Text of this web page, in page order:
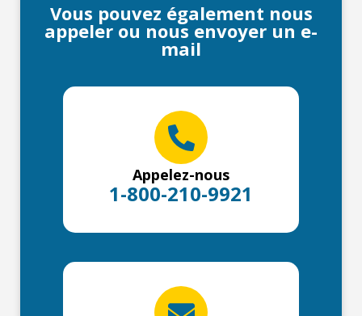
Vous pouvez également nous
appeler ou nous envoyer un e-
mail
Appelez-nous
1-800-210-9921